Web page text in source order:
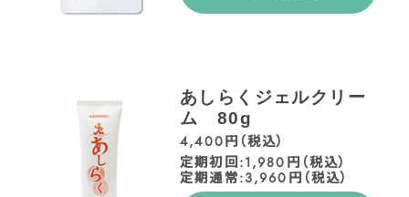
あしらくジェルクリー
ム 80g
4,400円（税込）
定期初回:1,980円（税込）
定期通常:3,960円（税込）